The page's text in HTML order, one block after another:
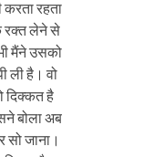
करता रहता
रक्त लेने से
मैंने उसको
ली है। वो
दिक्कत है
बोला अब
सो जाना।